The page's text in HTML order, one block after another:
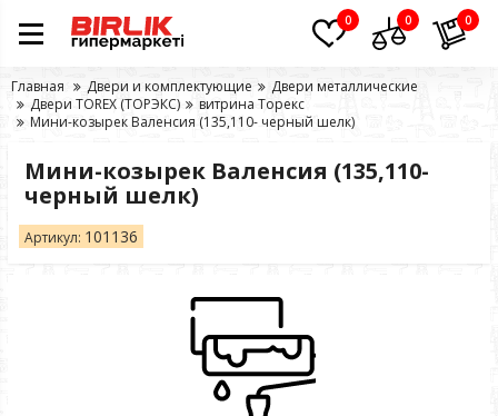
0 0 0
Главная Двери и комплектующие
Двери металлические
Двери TOREX (ТОРЭКС)
витрина Торекс
Мини-козырек Валенсия (135,110- черный шелк)
Мини-козырек Валенсия (135,110-
черный шелк)
Артикул: 101136